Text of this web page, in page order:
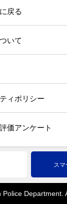
戻る
いて
ィポリシー
価アンケート
ス
Department.